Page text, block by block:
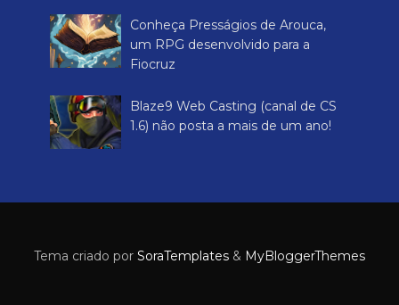
Conheça Presságios de Arouca,
um RPG desenvolvido para a
Fiocruz
Blaze9 Web Casting (canal de CS
1.6) não posta a mais de um ano!
Tema criado por SoraTemplates& MyBloggerThemes